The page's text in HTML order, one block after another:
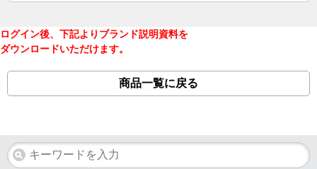
ログイン後、下記よりブランド説明資料を
ダウンロードいただけます。
商品一覧に戻る